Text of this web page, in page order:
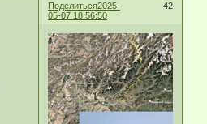
Поделиться 42
2025-
05-07 18:56:50